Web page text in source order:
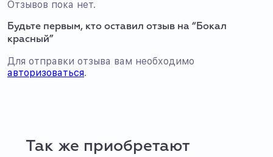
Отзывов пока нет.
Будьте первым, кто оставил отзыв на “Бокал
красный”
Для отправки отзыва вам необходимо
авторизоваться.
Так же приобретают